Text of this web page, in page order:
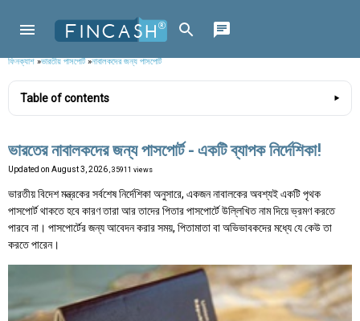
ফিনক্যাশ»ভারতীয় পাসপোর্ট»নাবালকদের জন্য পাসপোর্ট
Table of contents
ভারতের নাবালকদের জন্য পাসপোর্ট - একটি ব্যাপক নির্দেশিকা!
Updated on August 3, 2026 , 35911 views
ভারতীয় বিদেশ মন্ত্রকের সর্বশেষ নির্দেশিকা অনুসারে, একজন নাবালকের অবশ্যই একটি পৃথক
পাসপোর্ট থাকতে হবে কারণ তারা আর তাদের পিতার পাসপোর্টে উল্লিখিত নাম দিয়ে ভ্রমণ করতে
পারবে না। পাসপোর্টের জন্য আবেদন করার সময়, পিতামাতা বা অভিভাবকদের মধ্যে যে কেউ তা
করতে পারেন।